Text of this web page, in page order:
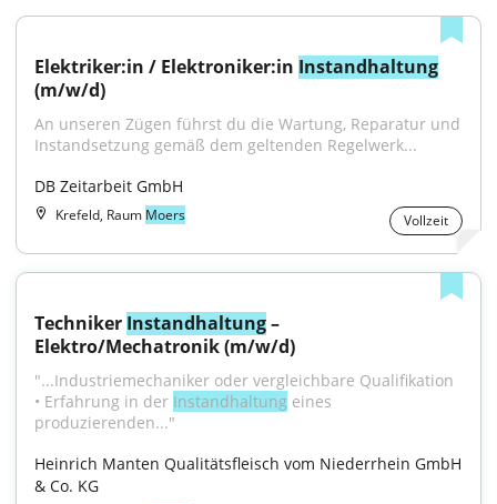
Elektriker:in / Elektroniker:in Instandhaltung
(m/w/d)
An unseren Zügen führst du die Wartung, Reparatur und
Instandsetzung gemäß dem geltenden Regelwerk...
DB Zeitarbeit GmbH
Krefeld, Raum Moers Vollzeit
Techniker Instandhaltung –
Elektro/Mechatronik (m/w/d)
"...Industriemechaniker oder vergleichbare Qualifikation
• Erfahrung in der Instandhaltung eines
produzierenden..."
Heinrich Manten Qualitätsfleisch vom Niederrhein GmbH
& Co. KG